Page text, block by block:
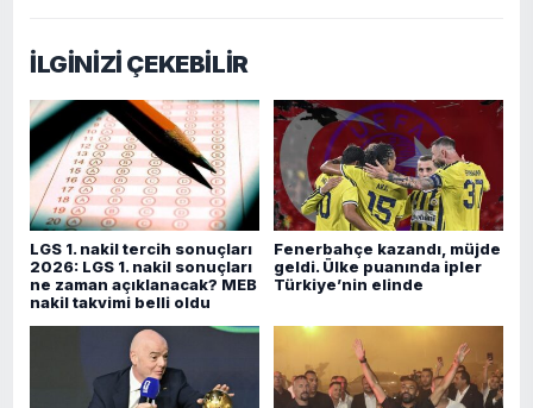
İLGİNİZİ ÇEKEBİLİR
LGS 1. nakil tercih sonuçları
2026: LGS 1. nakil sonuçları
ne zaman açıklanacak? MEB
nakil takvimi belli oldu
Fenerbahçe kazandı, müjde
geldi. Ülke puanında ipler
Türkiye’nin elinde